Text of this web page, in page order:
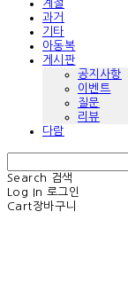
계절
과거
기타
아동복
게시판
공지사항
이벤트
질문
리뷰
다람
Search
검색
Log In 로그인
Cart장바구니